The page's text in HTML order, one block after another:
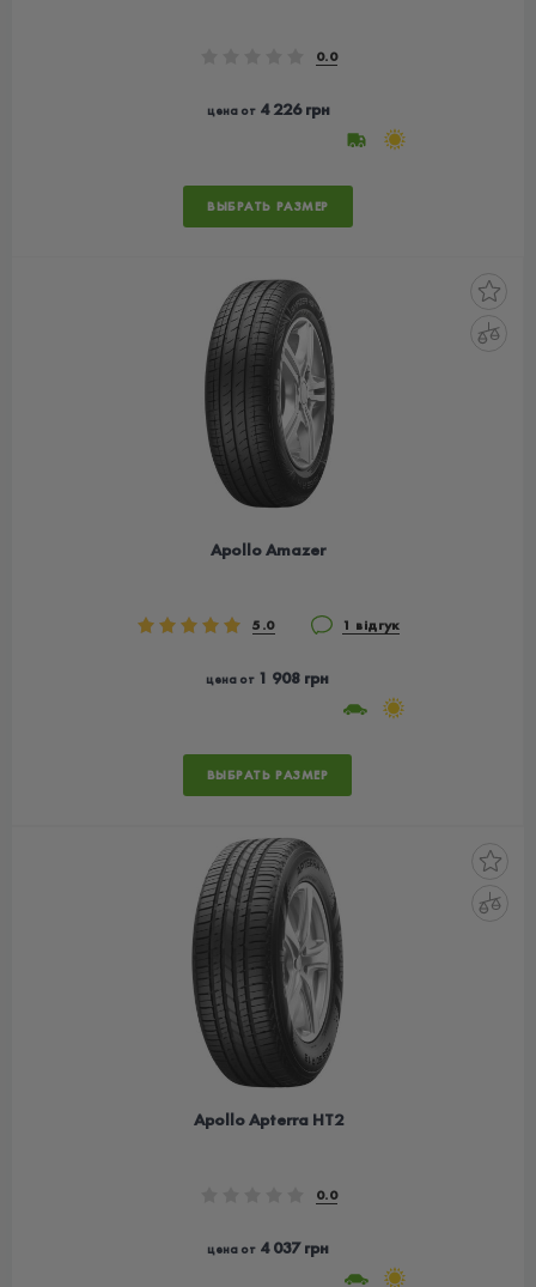
0.0
цена от4 226 грн
ВЫБРАТЬ РАЗМЕР
Apollo Amazer
5.0 1 відгук
цена от 1 908 грн
ВЫБРАТЬ РАЗМЕР
Apollo Apterra HT2
0.0
цена от 4 037 грн